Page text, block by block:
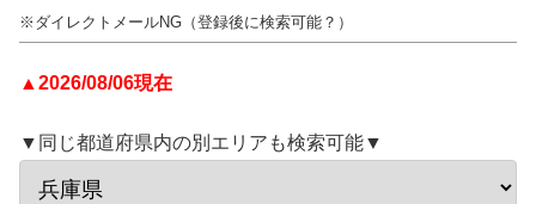
※ダイレクトメールNG（登録後に検索可能？）
▲2026/08/06現在
▼同じ都道府県内の別エリアも検索可能▼